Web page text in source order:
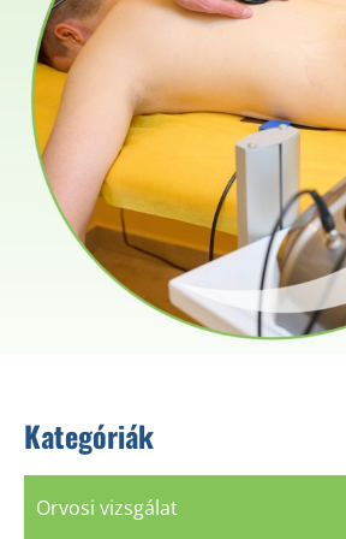
Kategóriák
Orvosi vizsgálat